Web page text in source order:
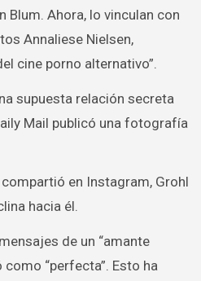
Ahora, lo vinculan con
Annaliese Nielsen,
cine porno alternativo”.
supuesta relación secreta
Mail publicó una fotografía
en Instagram, Grohl
hacia él.
de un “amante
“perfecta”. Esto ha